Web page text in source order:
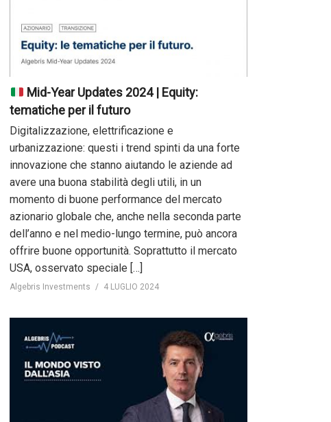
Mid-Year Updates 2024 | Equity:
tematiche per il futuro
Digitalizzazione, elettrificazione e
urbanizzazione: questi i trend spinti da una forte
innovazione che stanno aiutando le aziende ad
avere una buona stabilità degli utili, in un
momento di buone performance del mercato
azionario globale che, anche nella seconda parte
dell’anno e nel medio-lungo termine, può ancora
offrire buone opportunità. Soprattutto il mercato
USA, osservato speciale […]
Algebris Investments 4 LUGLIO 2024